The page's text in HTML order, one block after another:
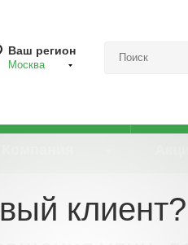
Ваш регион
Москва
улиц, дорог и площадей
клиент?